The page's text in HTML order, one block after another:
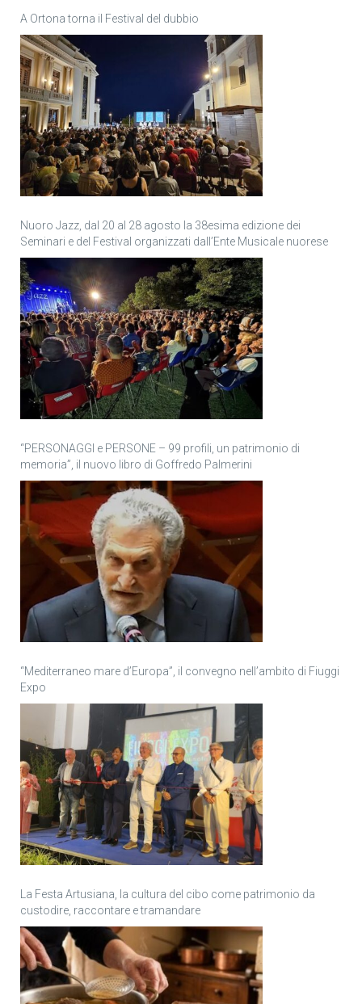
A Ortona torna il Festival del dubbio
Nuoro Jazz, dal 20 al 28 agosto la 38esima edizione dei
Seminari e del Festival organizzati dall’Ente Musicale nuorese
“PERSONAGGI e PERSONE – 99 profili, un patrimonio di
memoria”, il nuovo libro di Goffredo Palmerini
“Mediterraneo mare d’Europa”, il convegno nell’ambito di Fiuggi
Expo
La Festa Artusiana, la cultura del cibo come patrimonio da
custodire, raccontare e tramandare